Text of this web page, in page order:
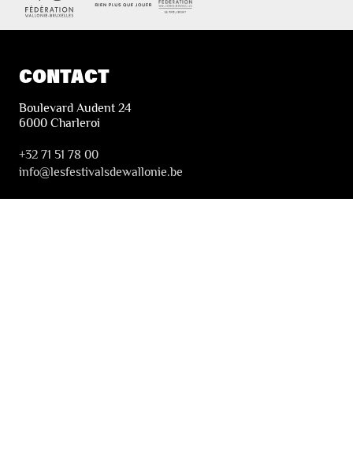
CONTACT
Boulevard Audent 24
6000 Charleroi
+32 71 51 78 00
info@lesfestivalsdewallonie.be